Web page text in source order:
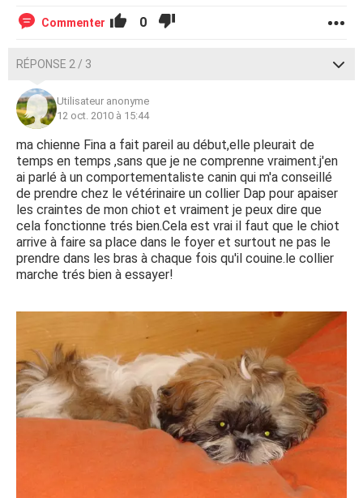
Commenter 0
RÉPONSE 2 / 3
Utilisateur anonyme
12 oct. 2010 à 15:44
ma chienne Fina a fait pareil au début,elle pleurait de
temps en temps ,sans que je ne comprenne vraiment.j'en
ai parlé à un comportementaliste canin qui m'a conseillé
de prendre chez le vétérinaire un collier Dap pour apaiser
les craintes de mon chiot et vraiment je peux dire que
cela fonctionne trés bien.Cela est vrai il faut que le chiot
arrive à faire sa place dans le foyer et surtout ne pas le
prendre dans les bras à chaque fois qu'il couine.le collier
marche trés bien à essayer!